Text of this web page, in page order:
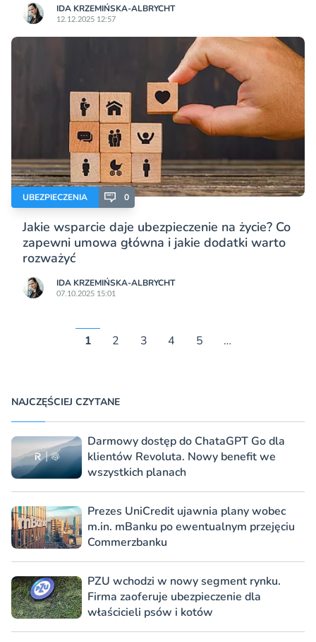
IDA KRZEMIŃSKA-ALBRYCHT
12.12.2025 12:57
UBEZPIECZENIA 0
Jakie wsparcie daje ubezpieczenie na życie? Co
zapewni umowa główna i jakie dodatki warto
rozważyć
IDA KRZEMIŃSKA-ALBRYCHT
07.10.2025 15:01
1 2 3 4 5 …
NAJCZĘŚCIEJ CZYTANE
Darmowy dostęp do ChataGPT Go dla
klientów Revoluta. Nowy benefit we
wszystkich planach
Prezes UniCredit ujawnia plany wobec
m.in. mBanku po ewentualnym przejęciu
Commerzbanku
PZU wchodzi w nowy segment rynku.
Firma zaoferuje ubezpieczenie dla
właścicieli psów i kotów